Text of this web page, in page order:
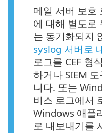
메일 서버 보호
에 대해 별도로
는 동기화되지
syslog 서버로
로그를 CEF 형
하거나 SIEM
니다. 또는
비스 로그에서
Windows 애플
로 내보내기를